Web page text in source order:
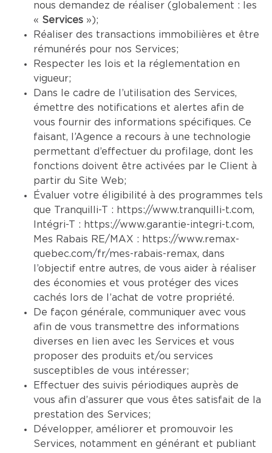
nous demandez de réaliser (globalement : les
« Services »);
Réaliser des transactions immobilières et être
rémunérés pour nos Services;
Respecter les lois et la réglementation en
vigueur;
Dans le cadre de l’utilisation des Services,
émettre des notifications et alertes afin de
vous fournir des informations spécifiques. Ce
faisant, l’Agence a recours à une technologie
permettant d’effectuer du profilage, dont les
fonctions doivent être activées par le Client à
partir du Site Web;
Évaluer votre éligibilité à des programmes tels
que Tranquilli-T : https://www.tranquilli-t.com,
Intégri-T : https://www.garantie-integri-t.com,
Mes Rabais RE/MAX : https://www.remax-
quebec.com/fr/mes-rabais-remax, dans
l’objectif entre autres, de vous aider à réaliser
des économies et vous protéger des vices
cachés lors de l’achat de votre propriété.
De façon générale, communiquer avec vous
afin de vous transmettre des informations
diverses en lien avec les Services et vous
proposer des produits et/ou services
susceptibles de vous intéresser;
Effectuer des suivis périodiques auprès de
vous afin d’assurer que vous êtes satisfait de la
prestation des Services;
Développer, améliorer et promouvoir les
Services, notamment en générant et publiant